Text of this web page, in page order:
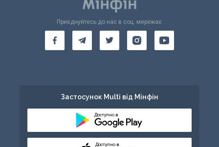
Приєднуйтесь до нас в соц. мережах:
Застосунок Multi від Мінфін
Доступно в
Доступно в